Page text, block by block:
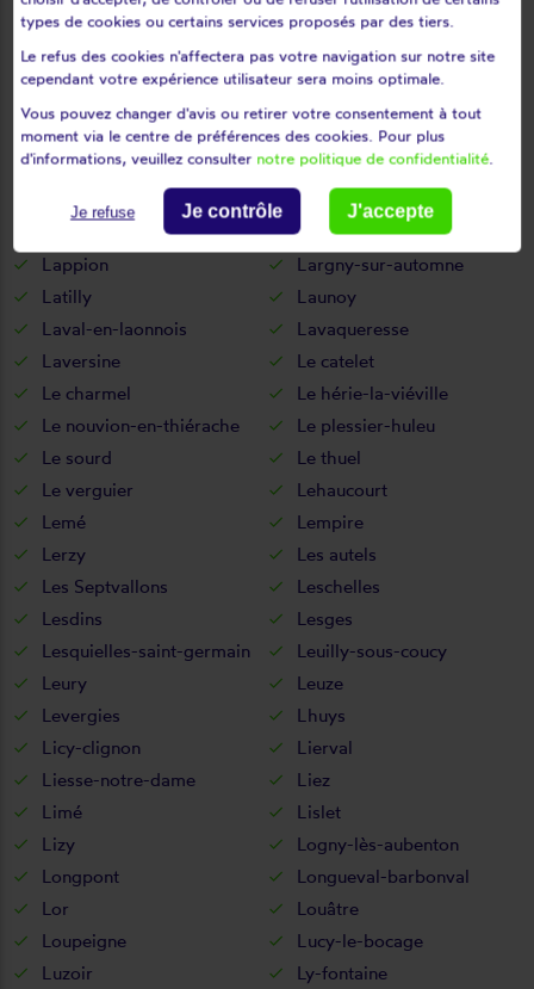
La vallée-au-blé
La vallée-mulâtre
La ville-aux-bois-lès-dizy
La ville-aux-bois-lès-pontavert
Laigny
Lanchy
Landicourt
Landifay-et-bertaignemont
Landouzy-la-cour
Landouzy-la-ville
Landricourt
Laon
Lappion
Largny-sur-automne
Latilly
Launoy
Laval-en-laonnois
Lavaqueresse
Laversine
Le catelet
Le charmel
Le hérie-la-viéville
Le nouvion-en-thiérache
Le plessier-huleu
Le sourd
Le thuel
Le verguier
Lehaucourt
Lemé
Lempire
Lerzy
Les autels
Les Septvallons
Leschelles
Lesdins
Lesges
Lesquielles-saint-germain
Leuilly-sous-coucy
Leury
Leuze
Levergies
Lhuys
Licy-clignon
Lierval
Liesse-notre-dame
Liez
Limé
Lislet
Lizy
Logny-lès-aubenton
Longpont
Longueval-barbonval
Lor
Louâtre
Loupeigne
Lucy-le-bocage
Luzoir
Ly-fontaine
types de cookies ou certains services proposés par des tiers.
Le refus des cookies n'affectera pas votre navigation sur notre site
cependant votre expérience utilisateur sera moins optimale.
Vous pouvez changer d'avis ou retirer votre consentement à tout
moment via le centre de préférences des cookies. Pour plus
d'informations, veuillez consulter notre politique de confidentialité.
Je refuse Je contrôle J'accepte